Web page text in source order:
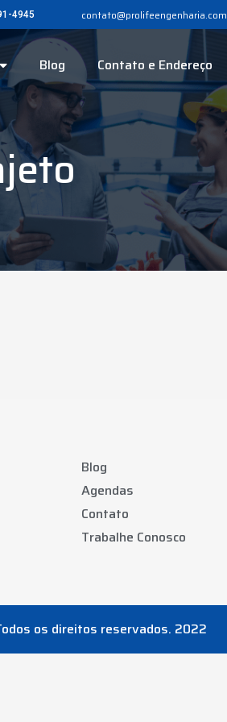
4945 contato@prolifeengenharia.com
Blog Contato e Endereço
Blog
Agendas
Contato
Trabalhe Conosco
os direitos reservados. 2022